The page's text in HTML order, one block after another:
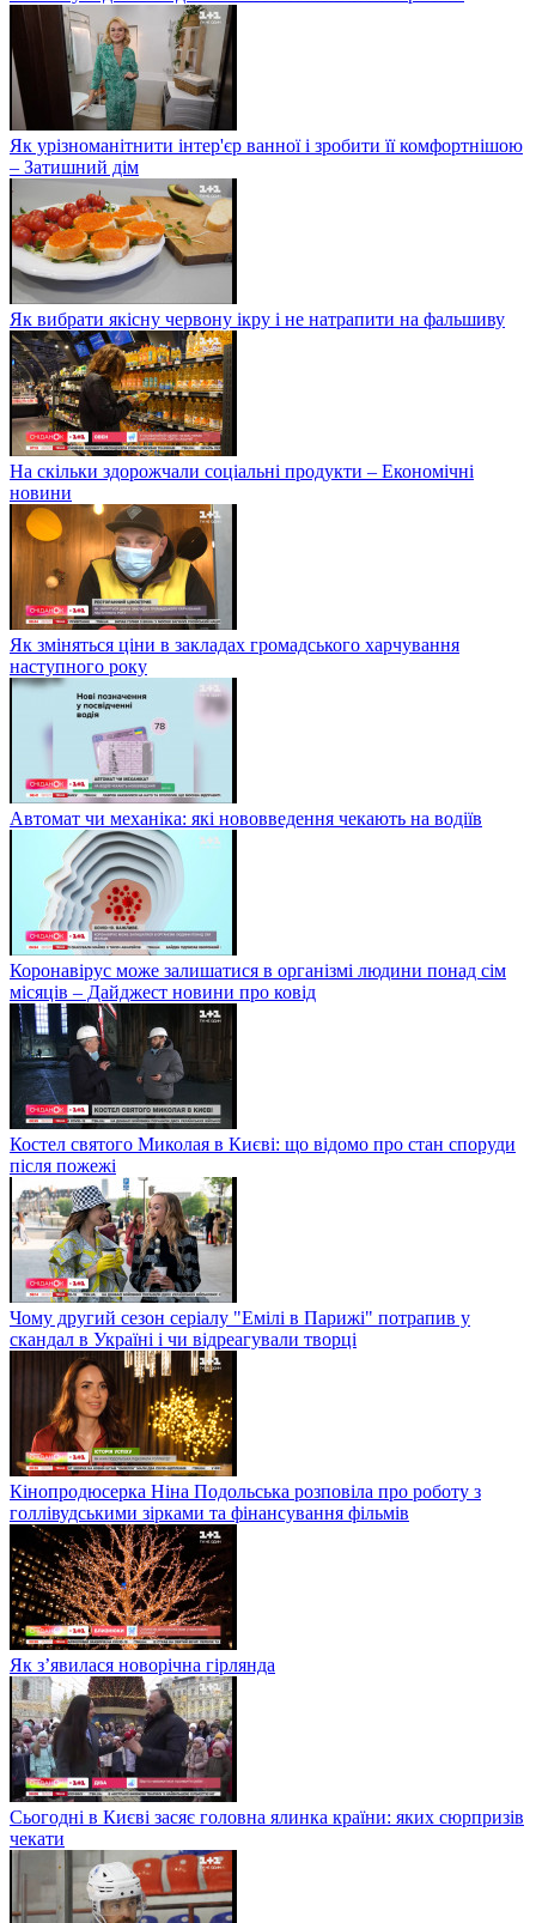
Як урізноманітнити інтер'єр ванної і зробити її комфортнішою
– Затишний дім
Як вибрати якісну червону ікру і не натрапити на фальшиву
На скільки здорожчали соціальні продукти – Економічні
новини
Як зміняться ціни в закладах громадського харчування
наступного року
Автомат чи механіка: які нововведення чекають на водіїв
Коронавірус може залишатися в організмі людини понад сім
місяців – Дайджест новини про ковід
Костел святого Миколая в Києві: що відомо про стан споруди
після пожежі
Чому другий сезон серіалу "Емілі в Парижі" потрапив у
скандал в Україні і чи відреагували творці
Кінопродюсерка Ніна Подольська розповіла про роботу з
голлівудськими зірками та фінансування фільмів
Як з’явилася новорічна гірлянда
Сьогодні в Києві засяє головна ялинка країни: яких сюрпризів
чекати